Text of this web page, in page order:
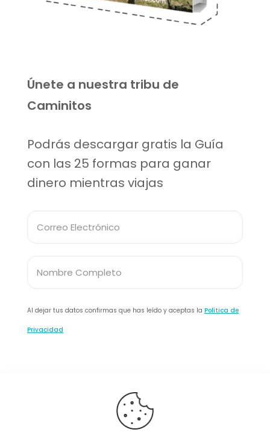
Únete a nuestra tribu de
Caminitos
Podrás descargar gratis la Guía
con las 25 formas para ganar
dinero mientras viajas
Al dejar tus datos confirmas que has leído y aceptas la Política de
Privacidad